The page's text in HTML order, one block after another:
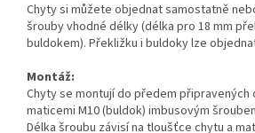
Chyty si můžete objednat samostatně
šrouby vhodné délky (délka pro 18 mm
buldokem). Překližku i buldoky lze
Montáž:
Chyty se montují do předem připravených
maticemi M10 (buldok) imbusovým
Délka šroubu závisí na tloušťce chytu a